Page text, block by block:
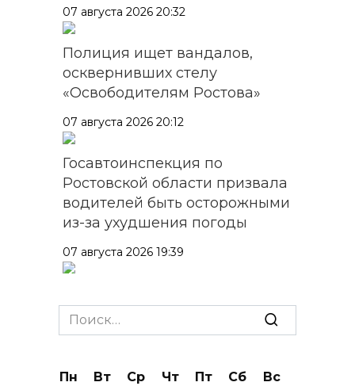
07 августа 2026 20:32
Полиция ищет вандалов,
осквернивших стелу
«Освободителям Ростова»
07 августа 2026 20:12
Госавтоинспекция по
Ростовской области призвала
водителей быть осторожными
из-за ухудшения погоды
07 августа 2026 19:39
и турниры: как в Ростове
отметят День физкультурника
Search
for:
Пн Вт Ср Чт Пт Сб
Вс